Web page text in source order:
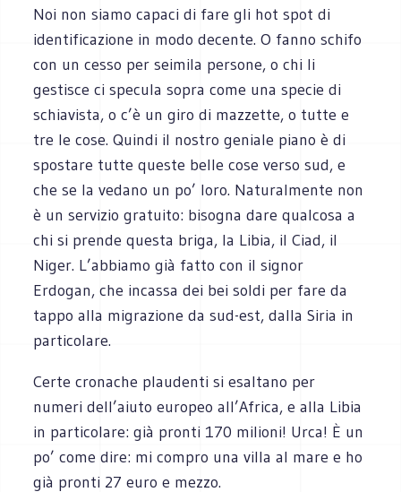
Noi non siamo capaci di fare gli hot spot di
identificazione in modo decente. O fanno schifo
con un cesso per seimila persone, o chi li
gestisce ci specula sopra come una specie di
schiavista, o c’è un giro di mazzette, o tutte e
tre le cose. Quindi il nostro geniale piano è di
spostare tutte queste belle cose verso sud, e
che se la vedano un po’ loro. Naturalmente non
è un servizio gratuito: bisogna dare qualcosa a
chi si prende questa briga, la Libia, il Ciad, il
Niger. L’abbiamo già fatto con il signor
Erdogan, che incassa dei bei soldi per fare da
tappo alla migrazione da sud-est, dalla Siria in
particolare.
Certe cronache plaudenti si esaltano per
numeri dell’aiuto europeo all’Africa, e alla Libia
in particolare: già pronti 170 milioni! Urca! È un
po’ come dire: mi compro una villa al mare e ho
già pronti 27 euro e mezzo.